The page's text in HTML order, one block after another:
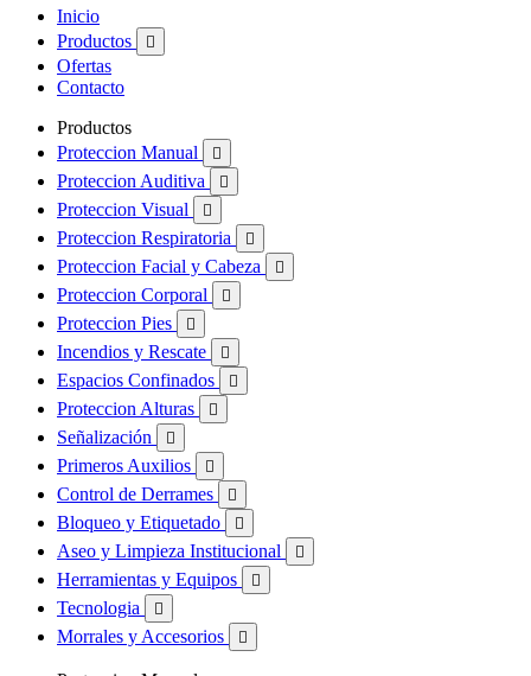
Inicio
Productos

Ofertas
Contacto
Productos
Proteccion Manual

Proteccion Auditiva 
Proteccion Visual 
Proteccion Respiratoria 
Proteccion Facial y Cabeza 
Proteccion Corporal 
Proteccion Pies 
Incendios y Rescate 
Espacios Confinados 
Proteccion Alturas 
Señalización 
Primeros Auxilios 
Control de Derrames 
Bloqueo y Etiquetado 
Aseo y Limpieza Institucional 
Herramientas y Equipos 
Tecnologia 
Morrales y Accesorios 